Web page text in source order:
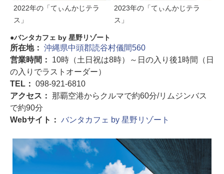
2022年の「てぃんかじテラ
ス」
2023年の「てぃんかじテラ
ス」
バンタカフェ by 星野リゾート
所在地： 沖縄県中頭郡読⾕村儀間560
営業時間： 10時（土日祝は8時）～日の入り後1時間（日
の入りでラストオーダー）
TEL： 098-921-6810
アクセス： 那覇空港からクルマで約60分/リムジンバス
で約90分
Webサイト： バンタカフェ by 星野リゾート